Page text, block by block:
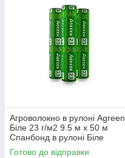
Агроволокно в рулоні Agreen
Біле 23 г/м2 9.5 м х 50 м
Спанбонд в рулоні Біле
агроволокно
Готово до відправки